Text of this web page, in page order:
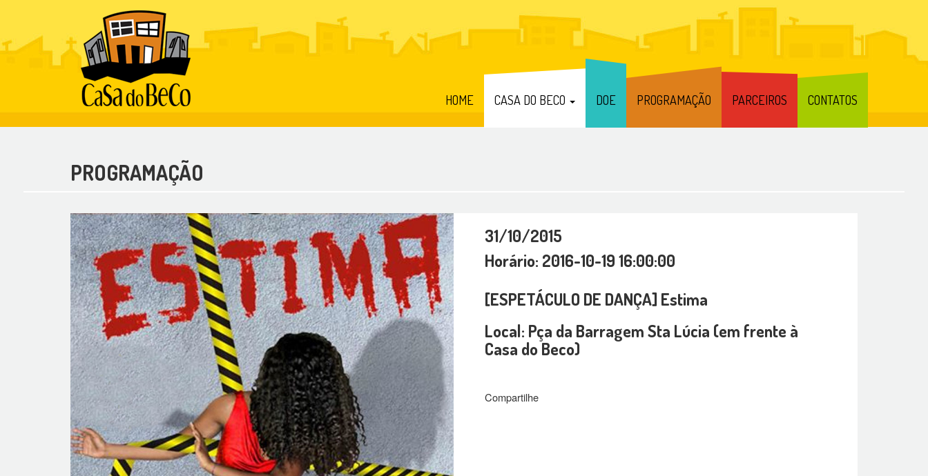
HOME CASA DO BECO DOE PROGRAMAÇÃO PARCEIROS CONTATOS
PROGRAMAÇÃO
31/10/2015
Horário: 2016-10-19 16:00:00
[ESPETÁCULO DE DANÇA] Estima
Local: Pça da Barragem Sta Lúcia (em frente à
Casa do Beco)
Compartilhe